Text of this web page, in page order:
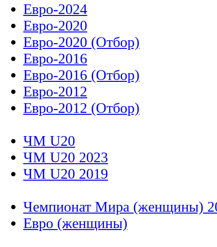
Евро-2024
Евро-2020
Евро-2020 (Отбор)
Евро-2016
Евро-2016 (Отбор)
Евро-2012
Евро-2012 (Отбор)
ЧМ U20
ЧМ U20 2023
ЧМ U20 2019
Чемпионат Мира (женщины)
Евро (женщины)